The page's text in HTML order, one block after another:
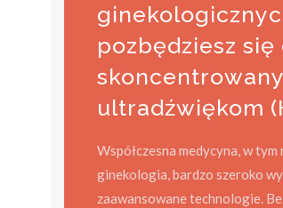
pozbędziesz się
ultradźwiękom
Współczesna medycyna, w
ginekologia, bardzo szeroko
zaawansowane technologie.